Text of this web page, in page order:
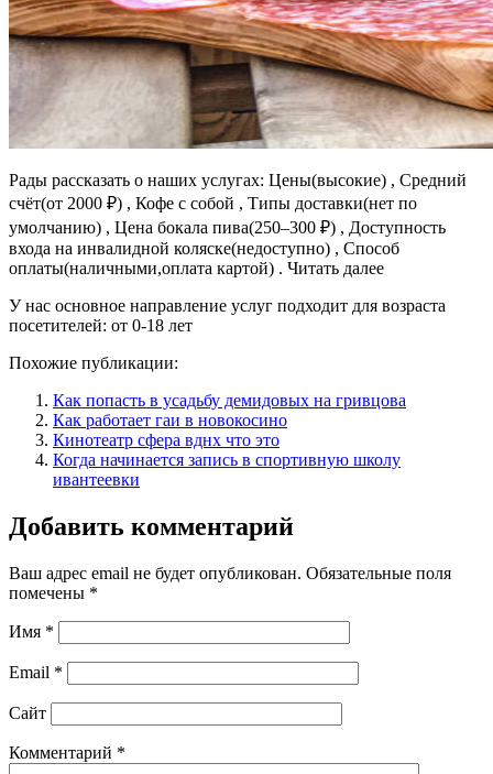
Рады рассказать о наших услугах: Цены(высокие) , Средний
счёт(от 2000 ₽) , Кофе с собой , Типы доставки(нет по
умолчанию) , Цена бокала пива(250–300 ₽) , Доступность
входа на инвалидной коляске(недоступно) , Способ
оплаты(наличными,оплата картой) . Читать далее
У нас основное направление услуг подходит для возраста
посетителей: от 0-18 лет
Похожие публикации:
Как попасть в усадьбу демидовых на гривцова
Как работает гаи в новокосино
Кинотеатр сфера вднх что это
Когда начинается запись в спортивную школу
ивантеевки
Добавить комментарий
Ваш адрес email не будет опубликован. Обязательные поля
помечены *
Имя *
Email *
Сайт
Комментарий *